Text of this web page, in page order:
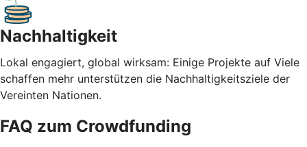
Nachhaltigkeit
Lokal engagiert, global wirksam: Einige Projekte auf Viele
schaffen mehr unterstützen die Nachhaltigkeitsziele der
Vereinten Nationen.
FAQ zum Crowdfunding